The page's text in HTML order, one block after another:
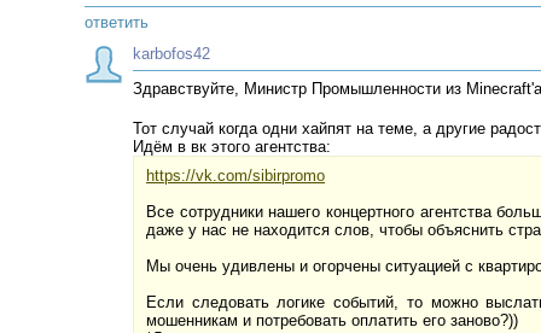
ответить
karbofos42
Здравствуйте, Министр Промышленности из
Тот случай когда одни хайпят на теме, а другие
Идём в вк этого агентства:
https://vk.com/sibirpromo
Все сотрудники нашего концертного агентства
даже у нас не находится слов, чтобы объяснить
Мы очень удивлены и огорчены ситуацией с
Если следовать логике событий, то можно
мошенникам и потребовать оплатить его заново?))